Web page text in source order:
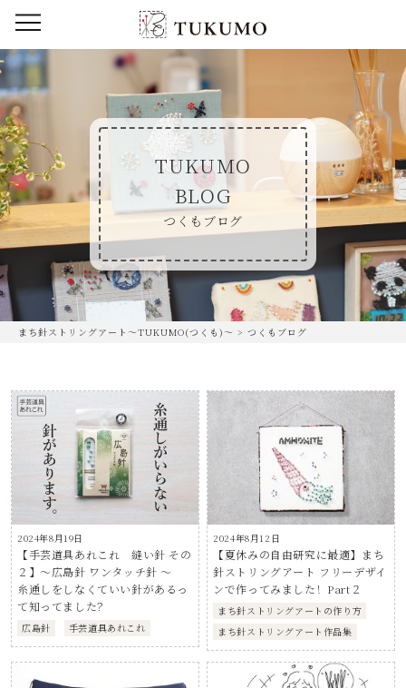
TUKUMO
BLOG
つくもブログ
まち針ストリングアート〜TUKUMO(つくも)〜 > つくもブログ
2024年8月19日
【手芸道具あれこれ 縫い針 その
２】～広島針 ワンタッチ針 ～
糸通しをしなくていい針があるっ
て知ってました？
広島針 手芸道具あれこれ
2024年8月12日
【夏休みの自由研究に最適】まち
針ストリングアート フリーデザイ
ンで作ってみました！Part２
まち針ストリングアートの作り方
まち針ストリングアート作品集